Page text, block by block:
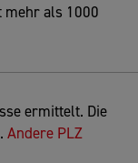
mehr als 1000
ermittelt. Die
Andere PLZ